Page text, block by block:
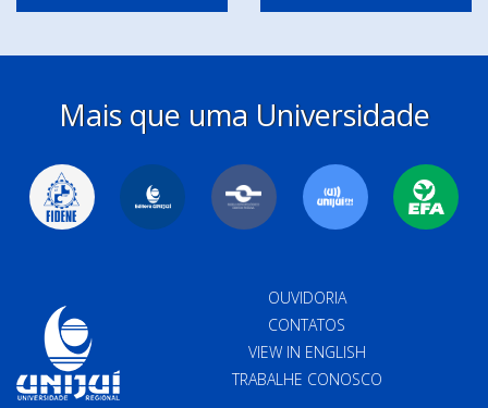
Mais que uma Universidade
OUVIDORIA
CONTATOS
VIEW IN ENGLISH
TRABALHE CONOSCO